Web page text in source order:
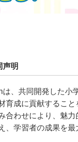
声明
、共同開発した小
育成に貢献するこ
合わせにより、魅
学習者の成果を最